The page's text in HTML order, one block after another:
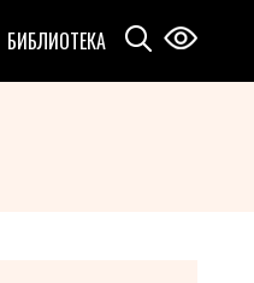
БИБЛИОТЕКА